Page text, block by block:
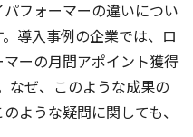
フォーマーの違いについ
導入事例の企業では、ロ
ーの月間アポイント獲得
なぜ、このような成果の
ような疑問に関しても、